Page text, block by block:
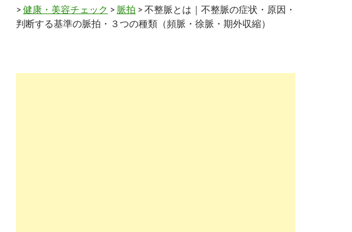
> 健康・美容チェック > 脈拍 > 不整脈とは｜不整脈の症状・原因・
判断する基準の脈拍・３つの種類（頻脈・徐脈・期外収縮）